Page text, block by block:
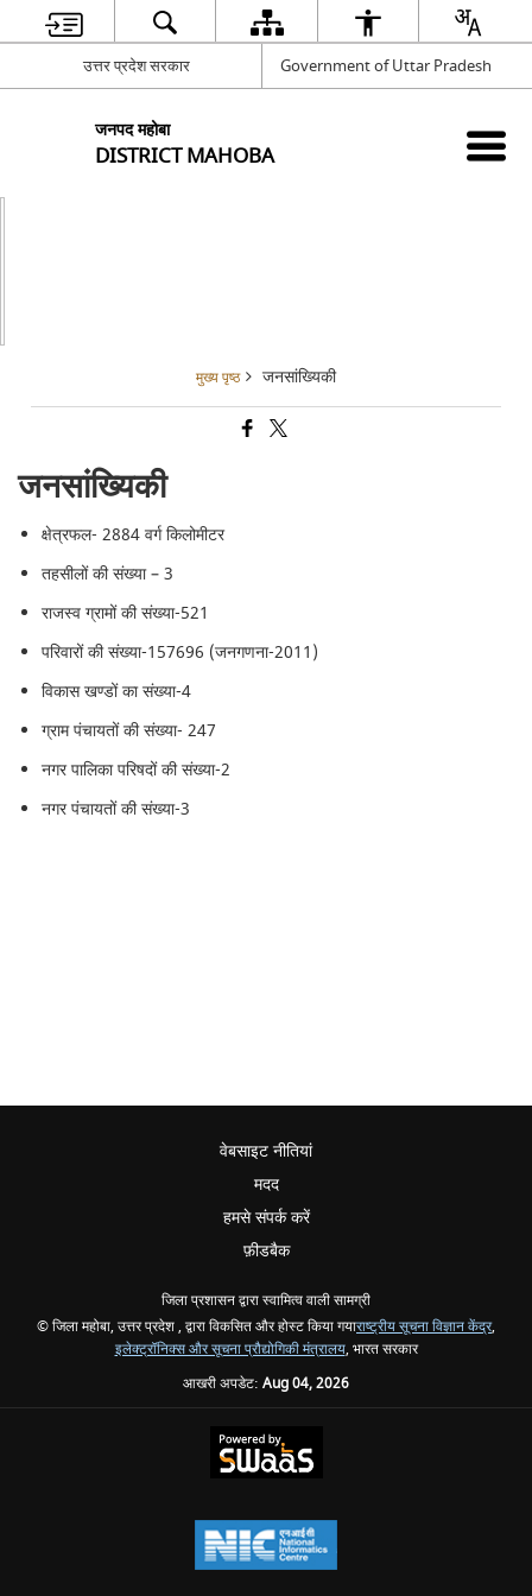
उत्तर प्रदेश सरकार Government of Uttar Pradesh
जनपद महोबा
DISTRICT MAHOBA
मुख्य पृष्ठ जनसांख्यिकी
जनसांख्यिकी
क्षेत्रफल- 2884 वर्ग किलोमीटर
तहसीलों की संख्या – 3
राजस्व ग्रामों की संख्या-521
परिवारों की संख्या-157696 (जनगणना-2011)
विकास खण्डों का संख्या-4
ग्राम पंचायतों की संख्या- 247
नगर पालिका परिषदों की संख्या-2
नगर पंचायतों की संख्या-3
वेबसाइट नीतियां
मदद
हमसे संपर्क करें
फ़ीडबैक
जिला प्रशासन द्वारा स्वामित्व वाली सामग्री
© जिला महोबा, उत्तर प्रदेश , द्वारा विकसित और होस्ट किया गयाराष्ट्रीय सूचना विज्ञान केंद्र,
इलेक्ट्रॉनिक्स और सूचना प्रौद्योगिकी मंत्रालय, भारत सरकार
आखरी अपडेट: Aug 04, 2026